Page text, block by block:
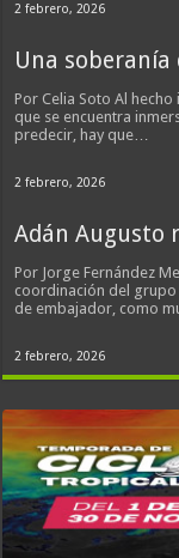
2 febrero, 2026
Una soberanía
Por Celia Soto Al
que se encuentra
predecir, hay que…
2 febrero, 2026
Adán Augusto
Por Jorge Fernández
coordinación del grupo
de embajador, como
2 febrero, 2026